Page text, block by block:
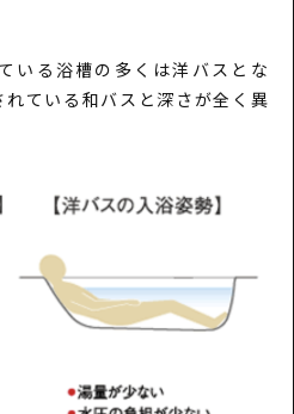
いる浴槽の多くは洋バスとな
ている和バスと深さが全く異